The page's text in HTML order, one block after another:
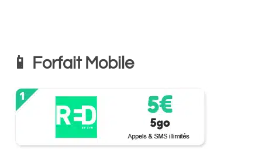
📱 Forfait Mobile